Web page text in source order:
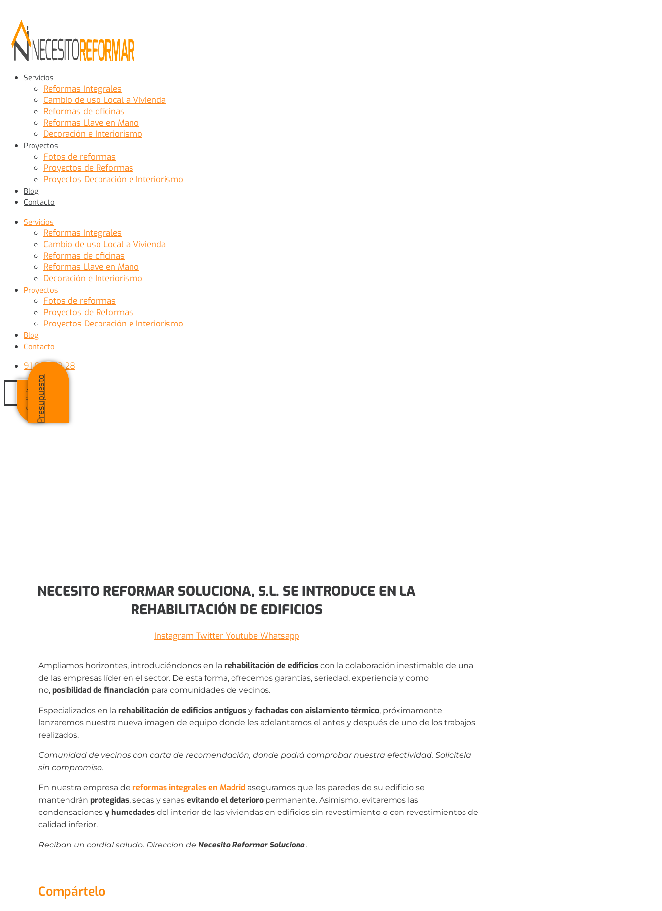
Servicios
Reformas Integrales
Cambio de uso Local a Vivienda
Reformas de oficinas
Reformas Llave en Mano
Decoración e Interiorismo
Proyectos
Fotos de reformas
Proyectos de Reformas
Proyectos Decoración e Interiorismo
Blog
Contacto
Servicios
Reformas Integrales
Cambio de uso Local a Vivienda
Reformas de oficinas
Reformas Llave en Mano
Decoración e Interiorismo
Proyectos
Fotos de reformas
Proyectos de Reformas
Proyectos Decoración e Interiorismo
Blog
Contacto
91 007 52 28
SolicitarPresupuest o
NECESITO REFORMAR SOLUCIONA, S.L. SE INTRODUCE EN LA
REHABILITACIÓN DE EDIFICIOS
Instagram Twitter Youtube Whatsapp
Ampliamos horizontes, introduciéndonos en la rehabilitación de edificios con la colaboración inestimable de una
de las empresas líder en el sector. De esta forma, ofrecemos garantías, seriedad, experiencia y como
no, posibilidad de financiación para comunidades de vecinos.
Especializados en la rehabilitación de edificios antiguos y fachadas con aislamiento térmico, próximamente
lanzaremos nuestra nueva imagen de equipo donde les adelantamos el antes y después de uno de los trabajos
realizados.
Comunidad de vecinos con carta de recomendación, donde podrá comprobar nuestra efectividad. Solicítela
sin compromiso.
En nuestra empresa de reformas integrales en Madrid aseguramos que las paredes de su edificio se
mantendrán protegidas, secas y sanas evitando el deterioro permanente. Asimismo, evitaremos las
condensaciones y humedades del interior de las viviendas en edificios sin revestimiento o con revestimientos de
calidad inferior.
Reciban un cordial saludo. Direccion de Necesito Reformar Soluciona.
Compártelo